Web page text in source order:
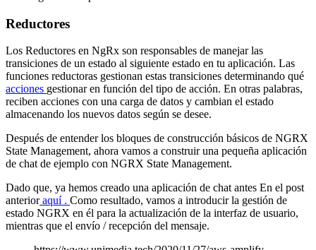
Reductores
Los Reductores en NgRx son responsables de manejar las
transiciones de un estado al siguiente estado en tu aplicación. Las
funciones reductoras gestionan estas transiciones determinando qué
acciones gestionar en función del tipo de acción. En otras palabras,
reciben acciones con una carga de datos y cambian el estado
almacenando los nuevos datos según se desee.
Después de entender los bloques de construcción básicos de NGRX
State Management, ahora vamos a construir una pequeña aplicación
de chat de ejemplo con NGRX State Management.
Dado que, ya hemos creado una aplicación de chat antes En el post
anterioraquí . Como resultado, vamos a introducir la gestión de
estado NGRX en él para la actualización de la interfaz de usuario,
mientras que el envío / recepción del mensaje.